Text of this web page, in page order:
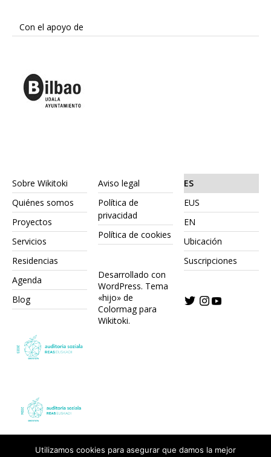
Con el apoyo de
Sobre Wikitoki
Quiénes somos
Proyectos
Servicios
Residencias
Agenda
Blog
Aviso legal
Política de
privacidad
Política de cookies
Desarrollado con
WordPress. Tema
«hijo» de
Colormag para
Wikitoki.
ES
EUS
EN
Ubicación
Suscripciones
Utilizamos cookies para asegurar que damos la mejor